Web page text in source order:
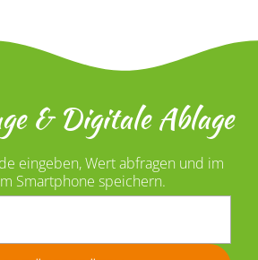
& Digitale Ablage
eingeben, Wert abfragen und im
Smartphone speichern.